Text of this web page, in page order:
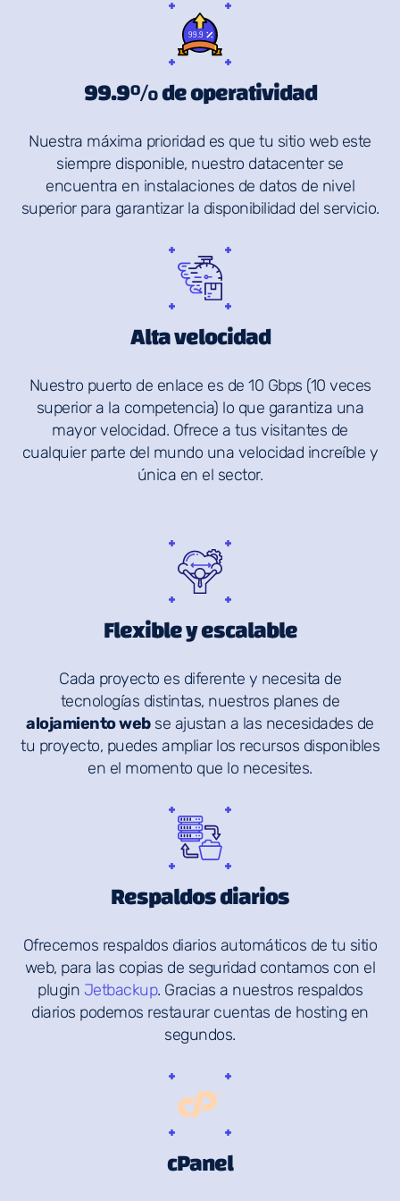
99.9% de operatividad
Nuestra máxima prioridad es que tu sitio web este
siempre disponible, nuestro datacenter se
encuentra en instalaciones de datos de nivel
superior para garantizar la disponibilidad del servicio.
Alta velocidad
Nuestro puerto de enlace es de 10 Gbps (10 veces
superior a la competencia) lo que garantiza una
mayor velocidad. Ofrece a tus visitantes de
cualquier parte del mundo una velocidad increíble y
única en el sector.
Flexible y escalable
Cada proyecto es diferente y necesita de
tecnologías distintas, nuestros planes de
alojamiento webse ajustan a las necesidades de
tu proyecto, puedes ampliar los recursos disponibles
en el momento que lo necesites.
Respaldos diarios
Ofrecemos respaldos diarios automáticos de tu sitio
web, para las copias de seguridad contamos con el
plugin Jetbackup. Gracias a nuestros respaldos
diarios podemos restaurar cuentas de hosting en
segundos.
cPanel